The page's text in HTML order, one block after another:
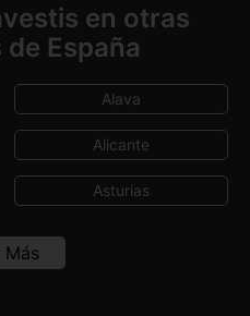
en otras
España
Alava
Alicante
Asturias
Más